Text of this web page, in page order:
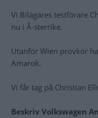
Vi Bilägares testförare
nu i Ã-sterrike.
Utanför Wien provkör
Amarok.
Vi får tag på Christian
Beskriv Volkswagen